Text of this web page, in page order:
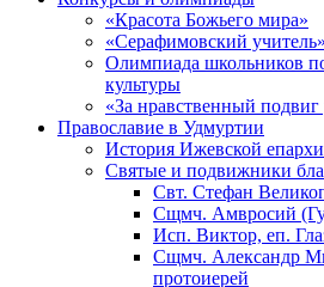
«Красота Божьего мира»
«Серафимовский учитель»
Олимпиада школьников
культуры
«За нравственный подвиг
Православие в Удмуртии
История Ижевской
Святые и подвижники
Свт. Стефан
Сщмч. Амвросий
Исп. Виктор, еп.
Сщмч. Александр
протоиерей